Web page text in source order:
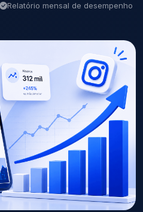
Relatório mensal de desempenho